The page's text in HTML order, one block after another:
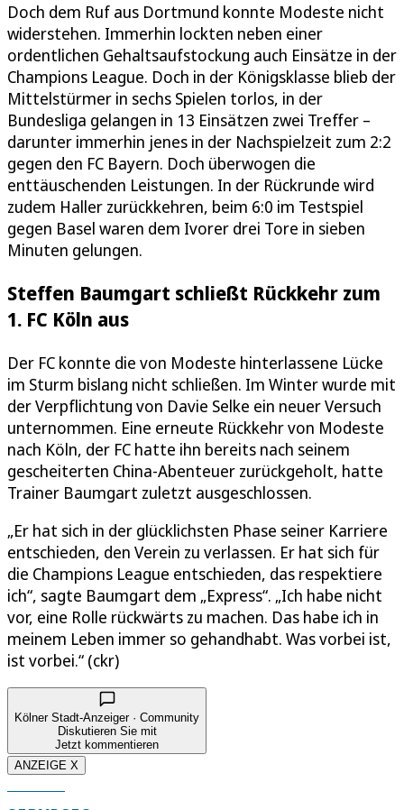
Doch dem Ruf aus Dortmund konnte Modeste nicht
widerstehen. Immerhin lockten neben einer
ordentlichen Gehaltsaufstockung auch Einsätze in der
Champions League. Doch in der Königsklasse blieb der
Mittelstürmer in sechs Spielen torlos, in der
Bundesliga gelangen in 13 Einsätzen zwei Treffer –
darunter immerhin jenes in der Nachspielzeit zum 2:2
gegen den FC Bayern. Doch überwogen die
enttäuschenden Leistungen. In der Rückrunde wird
zudem Haller zurückkehren, beim 6:0 im Testspiel
gegen Basel waren dem Ivorer drei Tore in sieben
Minuten gelungen.
Steffen Baumgart schließt Rückkehr zum
1. FC Köln aus
Der FC konnte die von Modeste hinterlassene Lücke
im Sturm bislang nicht schließen. Im Winter wurde mit
der Verpflichtung von Davie Selke ein neuer Versuch
unternommen. Eine erneute Rückkehr von Modeste
nach Köln, der FC hatte ihn bereits nach seinem
gescheiterten China-Abenteuer zurückgeholt, hatte
Trainer Baumgart zuletzt ausgeschlossen.
„Er hat sich in der glücklichsten Phase seiner Karriere
entschieden, den Verein zu verlassen. Er hat sich für
die Champions League entschieden, das respektiere
ich“, sagte Baumgart dem „Express“. „Ich habe nicht
vor, eine Rolle rückwärts zu machen. Das habe ich in
meinem Leben immer so gehandhabt. Was vorbei ist,
ist vorbei.“ (ckr)
Kölner Stadt-Anzeiger · Community
Diskutieren Sie mit
Jetzt kommentieren
ANZEIGE X